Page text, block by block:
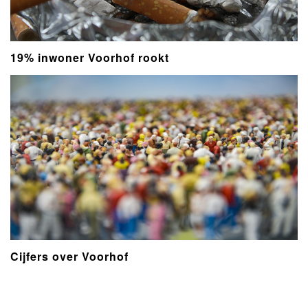
19% inwoner Voorhof rookt
Cijfers over Voorhof